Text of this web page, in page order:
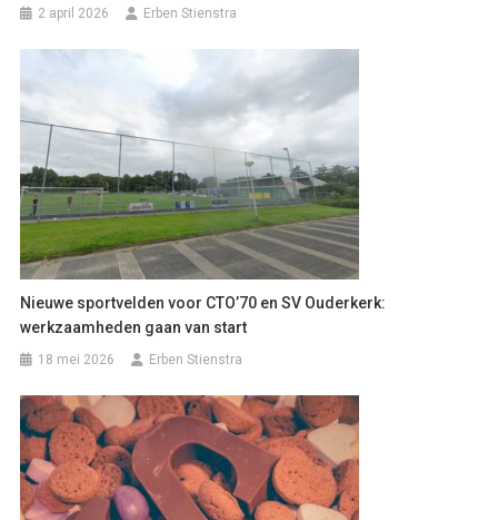
2 april 2026 Erben Stienstra
Nieuwe sportvelden voor CTO’70 en SV Ouderkerk:
werkzaamheden gaan van start
18 mei 2026 Erben Stienstra